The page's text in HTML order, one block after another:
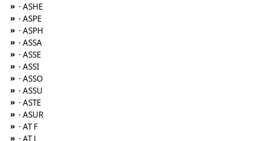
» · ASHE
» · ASPE
» · ASPH
» · ASSA
» · ASSE
» · ASSI
» · ASSO
» · ASSU
» · ASTE
» · ASUR
» · AT F
» · AT L